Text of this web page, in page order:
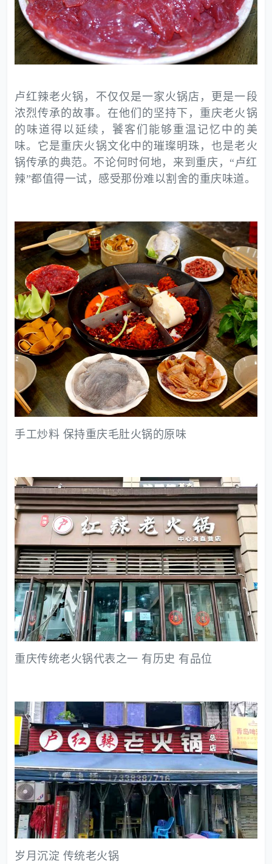
卢红辣老火锅，不仅仅是一家火锅店，更是一段
浓烈传承的故事。在他们的坚持下，重庆老火锅
的味道得以延续，饕客们能够重温记忆中的美
味。它是重庆火锅文化中的璀璨明珠，也是老火
锅传承的典范。不论何时何地，来到重庆，“卢红
辣”都值得一试，感受那份难以割舍的重庆味道。
手工炒料 保持重庆毛肚火锅的原味
重庆传统老火锅代表之一 有历史 有品位
岁月沉淀 传统老火锅